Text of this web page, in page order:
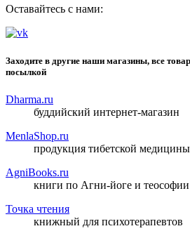
Оставайтесь с нами:
Заходите в другие наши магазины, все
посылкой
Dharma.ru
буддийский интернет-магазин
MenlaShop.ru
продукция тибетской медицины
AgniBooks.ru
книги по Агни-йоге и теософии
Точка чтения
книжный для психотерапевтов